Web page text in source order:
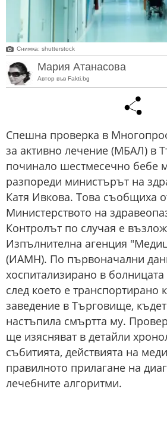
Снимка: shutterstock
Мария Атанасова
Автор във Fakti.bg
Спешна проверка в
за активно лечение (МБАЛ) в
починало шестмесечно бебе
разпореди министърът на
Катя Ивкова. Това съобщиха
Министерството на
Контролът по случая е
Изпълнителна агенция
(ИАМН). По първоначални
хоспитализирано в
след което е транспортирано
заведение в Търговище,
настъпила смъртта му.
ще изясняват в детайли
събитията, действията на
правилното прилагане на
лечебните алгоритми.